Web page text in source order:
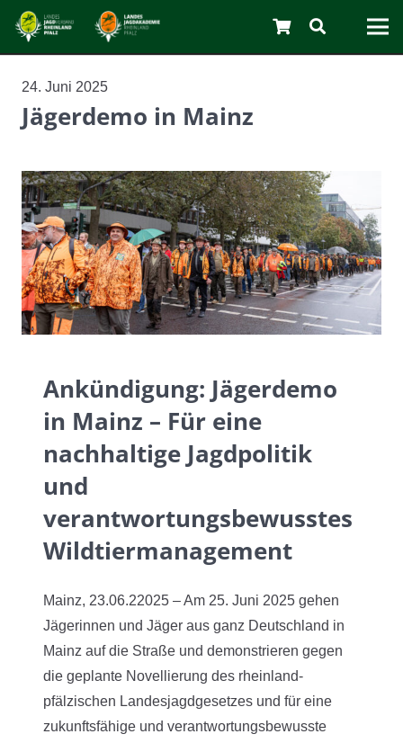
24. Juni 2025
Jägerdemo in Mainz
Ankündigung: Jägerdemo
in Mainz – Für eine
nachhaltige Jagdpolitik
und
verantwortungsbewusstes
Wildtiermanagement
Mainz, 23.06.22025 – Am 25. Juni 2025 gehen
Jägerinnen und Jäger aus ganz Deutschland in
Mainz auf die Straße und demonstrieren gegen
die geplante Novellierung des rheinland-
pfälzischen Landesjagdgesetzes und für eine
zukunftsfähige und verantwortungsbewusste